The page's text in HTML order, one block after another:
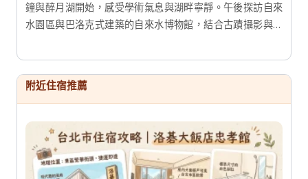
鐘與醉月湖開始，感受學術氣息與湖畔寧靜。午後探訪自來
水園區與巴洛克式建築的自來水博物館，結合古蹟攝影與生
行，適合喜愛深度漫遊的您。
附近住宿推薦